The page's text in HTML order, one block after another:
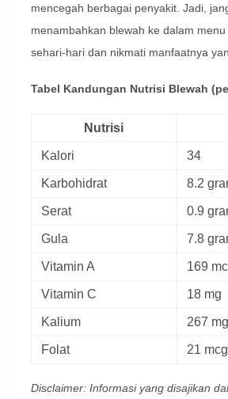
mencegah berbagai penyakit. Jadi,
menambahkan blewah ke dalam
sehari-hari dan nikmati manfaatnya
Tabel Kandungan Nutrisi Blewah
Nutrisi
Kalori 34
Karbohidrat 8.2
Serat 0.9
Gula 7.8
Vitamin A 169
Vitamin C 18 mg
Kalium 267 mg
Folat 21 mcg
Disclaimer: Informasi yang disajikan